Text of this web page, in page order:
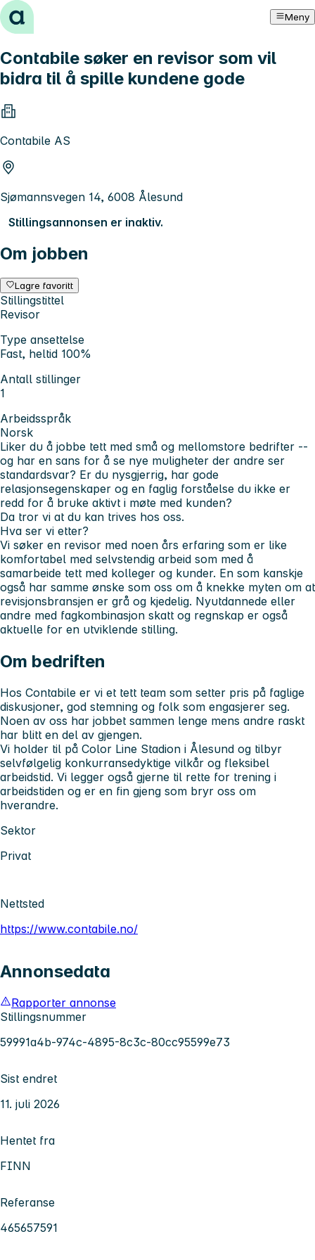
Hopp til innhold Meny
Contabile søker en revisor som vil
bidra til å spille kundene gode
Contabile AS
Sjømannsvegen 14, 6008 Ålesund
Stillingsannonsen er inaktiv.
Om jobben
Lagre favoritt
Stillingstittel
Revisor
Type ansettelse
Fast, heltid 100%
Antall stillinger
1
Arbeidsspråk
Norsk
Liker du å jobbe tett med små og mellomstore bedrifter --
og har en sans for å se nye muligheter der andre ser
standardsvar? Er du nysgjerrig, har gode
relasjonsegenskaper og en faglig forståelse du ikke er
redd for å bruke aktivt i møte med kunden?
Da tror vi at du kan trives hos oss.
Hva ser vi etter?
Vi søker en revisor med noen års erfaring som er like
komfortabel med selvstendig arbeid som med å
samarbeide tett med kolleger og kunder. En som kanskje
også har samme ønske som oss om å knekke myten om at
revisjonsbransjen er grå og kjedelig. Nyutdannede eller
andre med fagkombinasjon skatt og regnskap er også
aktuelle for en utviklende stilling.
Om bedriften
Hos Contabile er vi et tett team som setter pris på faglige
diskusjoner, god stemning og folk som engasjerer seg.
Noen av oss har jobbet sammen lenge mens andre raskt
har blitt en del av gjengen.
Vi holder til på Color Line Stadion i Ålesund og tilbyr
selvfølgelig konkurransedyktige vilkår og fleksibel
arbeidstid. Vi legger også gjerne til rette for trening i
arbeidstiden og er en fin gjeng som bryr oss om
hverandre.
Sektor
Privat
Nettsted
https://www.contabile.no/
Annonsedata
Rapporter annonse
Stillingsnummer
59991a4b-974c-4895-8c3c-80cc95599e73
Sist endret
11. juli 2026
Hentet fra
FINN
Referanse
465657591